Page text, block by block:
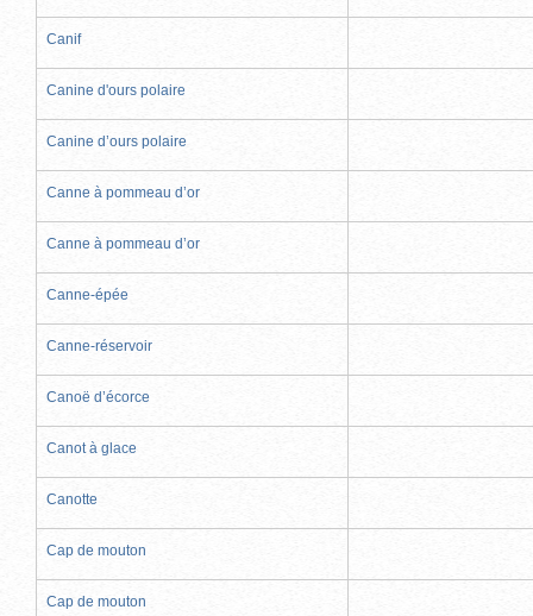
Canif
Canine d'ours polaire
Canine d’ours polaire
Canne à pommeau d’or
Canne à pommeau d’or
Canne-épée
Canne-réservoir
Canoë d’écorce
Canot à glace
Canotte
Cap de mouton
Cap de mouton